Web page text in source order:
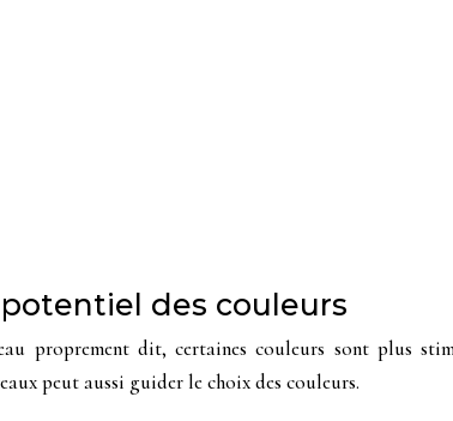
des couleurs
proprement dit, certaines couleurs sont plus
peut aussi guider le choix des couleurs.